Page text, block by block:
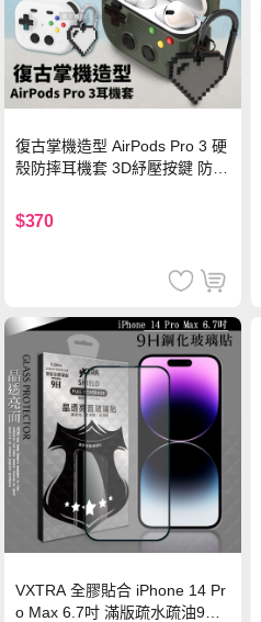
復古掌機造型 AirPods Pro 3 硬
殼防摔耳機套 3D紓壓按鍵 防開
$370
VXTRA 全膠貼合 iPhone 14 Pr
o Max 6.7吋 滿版疏水疏油9H